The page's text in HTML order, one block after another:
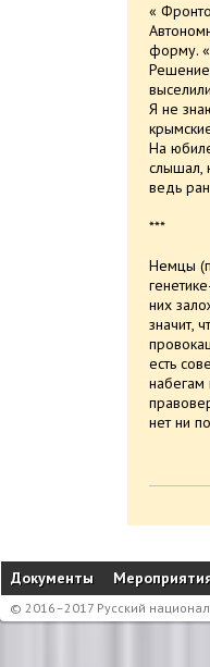
«
форму.
Я не
На
слышал,
ведь
***
Немцы
них
значит,
есть
набегам
нет ни
Документы
© 2016–2017 Русский